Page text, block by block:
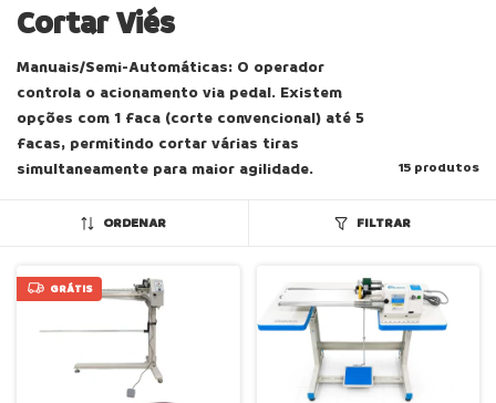
Cortar Viés
Manuais/Semi-Automáticas: O operador
controla o acionamento via pedal. Existem
opções com 1 faca (corte convencional) até 5
facas, permitindo cortar várias tiras
simultaneamente para maior agilidade.
15 produtos
ORDENAR FILTRAR
GRÁTIS